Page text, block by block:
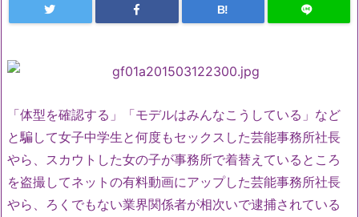
B!
「体型を確認する」「モデルはみんなこうしている」など
と騙して女子中学生と何度もセックスした芸能事務所社長
やら、スカウトした女の子が事務所で着替えているところ
を盗撮してネットの有料動画にアップした芸能事務所社長
やら、ろくでもない業界関係者が相次いで逮捕されている